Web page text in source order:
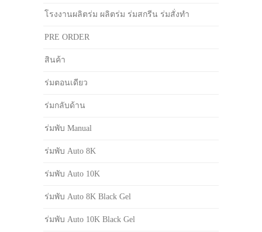
โรงงานผลิตร่ม ผลิตร่ม ร่มสกรีน ร่มสั่งทำ
PRE ORDER
สินค้า
ร่มตอนเดียว
ร่มกลับด้าน
ร่มพับ Manual
ร่มพับ Auto 8K
ร่มพับ Auto 10K
ร่มพับ Auto 8K Black Gel
ร่มพับ Auto 10K Black Gel